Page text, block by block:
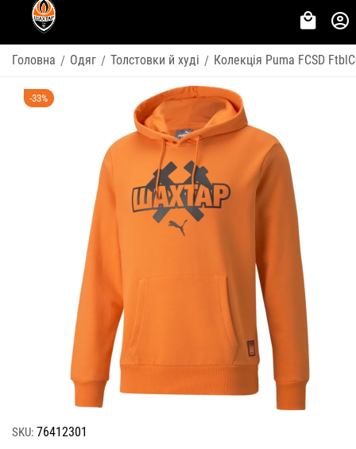
Головна / Одяг / Толстовки й худі / Колекція Puma FCSD
-33%
SKU: 76412301